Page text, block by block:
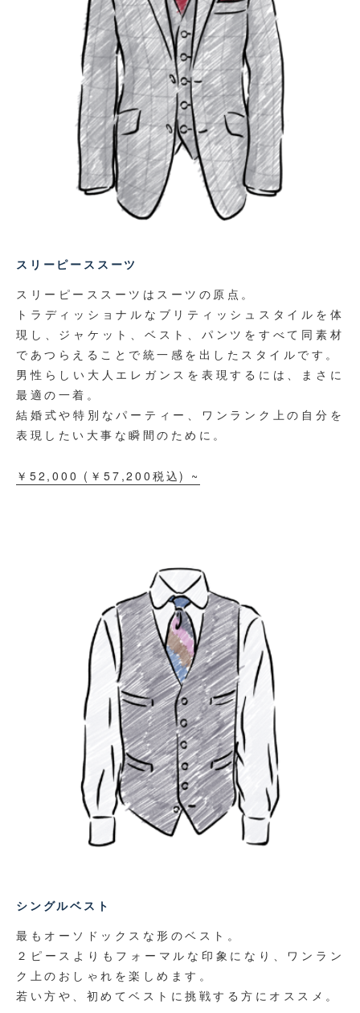
スリーピーススーツ
スリーピーススーツはスーツの原点。
トラディッショナルなブリティッシュスタイルを体
現し、 ジャケット、ベスト、パンツをすべて同素材
であつらえることで 統一感を出したスタイルです。
男性らしい大人エレガンスを表現するには、まさに
最適の一着。
結婚式や特別なパーティー、ワンランク上の自分を
表現したい 大事な瞬間のために。
￥52,000 (￥57,200 税込) ~
シングルベスト
最もオーソドックスな形のベスト。
２ピースよりもフォーマルな印象になり、 ワンラン
ク上のおしゃれを楽しめます。
若い方や、初めてベストに挑戦する方にオススメ。